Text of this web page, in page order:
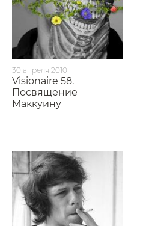
30 апреля 2010
Visionaire 58.
Посвящение
Маккуину